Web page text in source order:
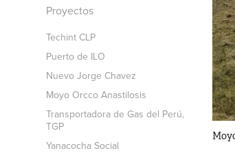
Proyectos
Techint CLP
Puerto de ILO
Nuevo Jorge Chavez
Moyo Orcco Anastilosis
Transportadora de Gas del Perú,
TGP
Yanacocha Social